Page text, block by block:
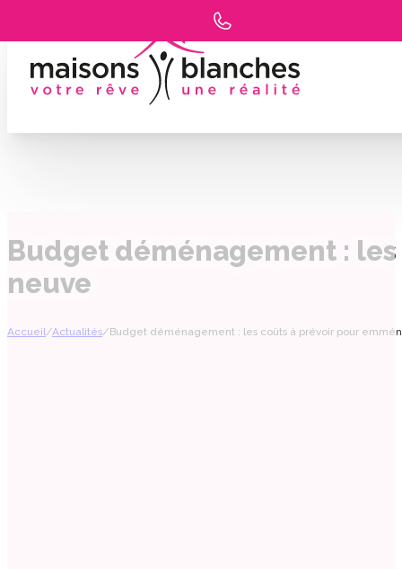
Budget déménagement :
neuve
Accueil/Actualités/Budget déménagement : les coûts à prévoir pour